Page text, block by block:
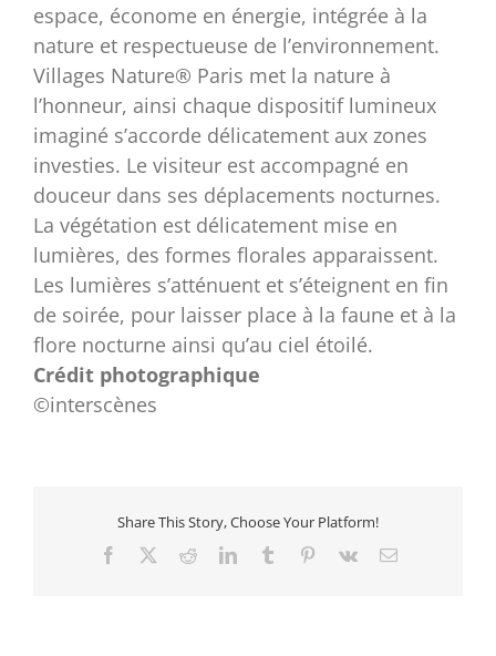
espace, économe en énergie, intégrée à la
nature et respectueuse de l’environnement.
Villages Nature® Paris met la nature à
l’honneur, ainsi chaque dispositif lumineux
imaginé s’accorde délicatement aux zones
investies. Le visiteur est accompagné en
douceur dans ses déplacements nocturnes.
La végétation est délicatement mise en
lumières, des formes florales apparaissent.
Les lumières s’atténuent et s’éteignent en fin
de soirée, pour laisser place à la faune et à la
flore nocturne ainsi qu’au ciel étoilé.
Crédit photographique
©interscènes
Share This Story, Choose Your Platform!
Facebook RedditLinkedInTumblr Pinterest
Vk Email